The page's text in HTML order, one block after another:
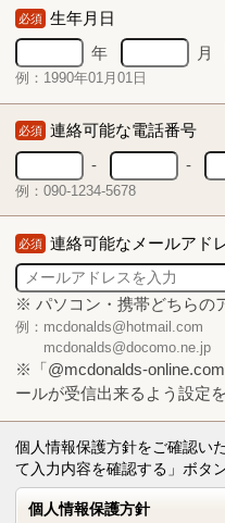
必須 生年月日
年
月
例：1990年01月01日
必須 連絡可能な電話番号
-
-
例：090-1234-5678
必須 連絡可能なメールアド
※ パソコン・携帯どちらの
例：mcdonalds@hotmail.com
mcdonalds@docomo.ne.jp
※「@mcdonalds-
ールが受信出来るよう設定
個人情報保護方針をご確認い
て入力内容を確認する」ボタ
個人情報保護方針